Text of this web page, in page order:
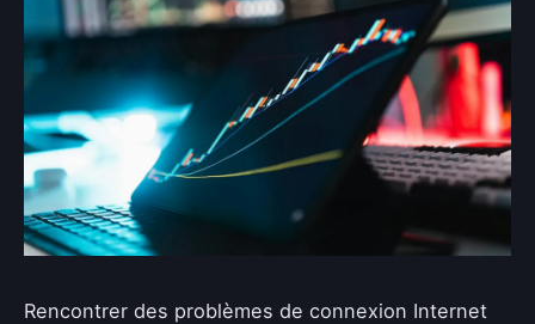
Rencontrer des problèmes de connexion Internet